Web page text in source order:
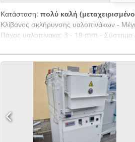
Κατάσταση: πολύ καλή
Κλίβανος σκλήρυνσης υαλοπινάκων -
Πάχος υαλοπίνακα: 3 - 19 mm -
ANSI Z97.1 - BOOST315 OPTIMIZED
και ANSI Z97.1 με βελτιστοποιημένη
σκλήρυνσης (Heat strengthening) έως
και ASTM 1048 θερμική σκλήρυνση έως
σκλήρυνσης (INA) - Kαμπίνα μείωσης
σύστημα μέτρησης ποιότητας
Measuring System control - V για FC/RC
μεταφοράς θραυσμάτων (cullet conveyor)
χρησιμοποιημένος, πλήρως